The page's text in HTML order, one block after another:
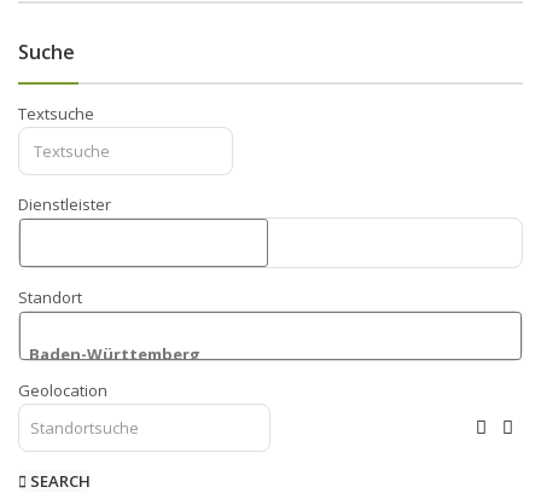
Suche
Textsuche
Dienstleister
Standort
Geolocation
SEARCH